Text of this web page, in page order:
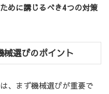
めに講じるべき4つの対策
選びのポイント
、まず機械選びが重要で